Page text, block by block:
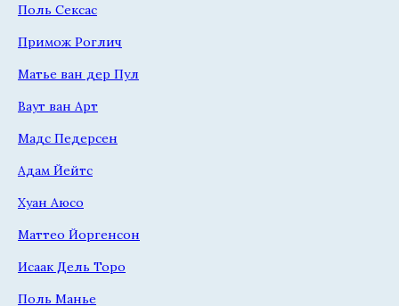
Поль Сексас
Примож Роглич
Матье ван дер Пул
Ваут ван Арт
Мадс Педерсен
Адам Йейтс
Хуан Аюсо
Маттео Йоргенсон
Исаак Дель Торо
Поль Манье